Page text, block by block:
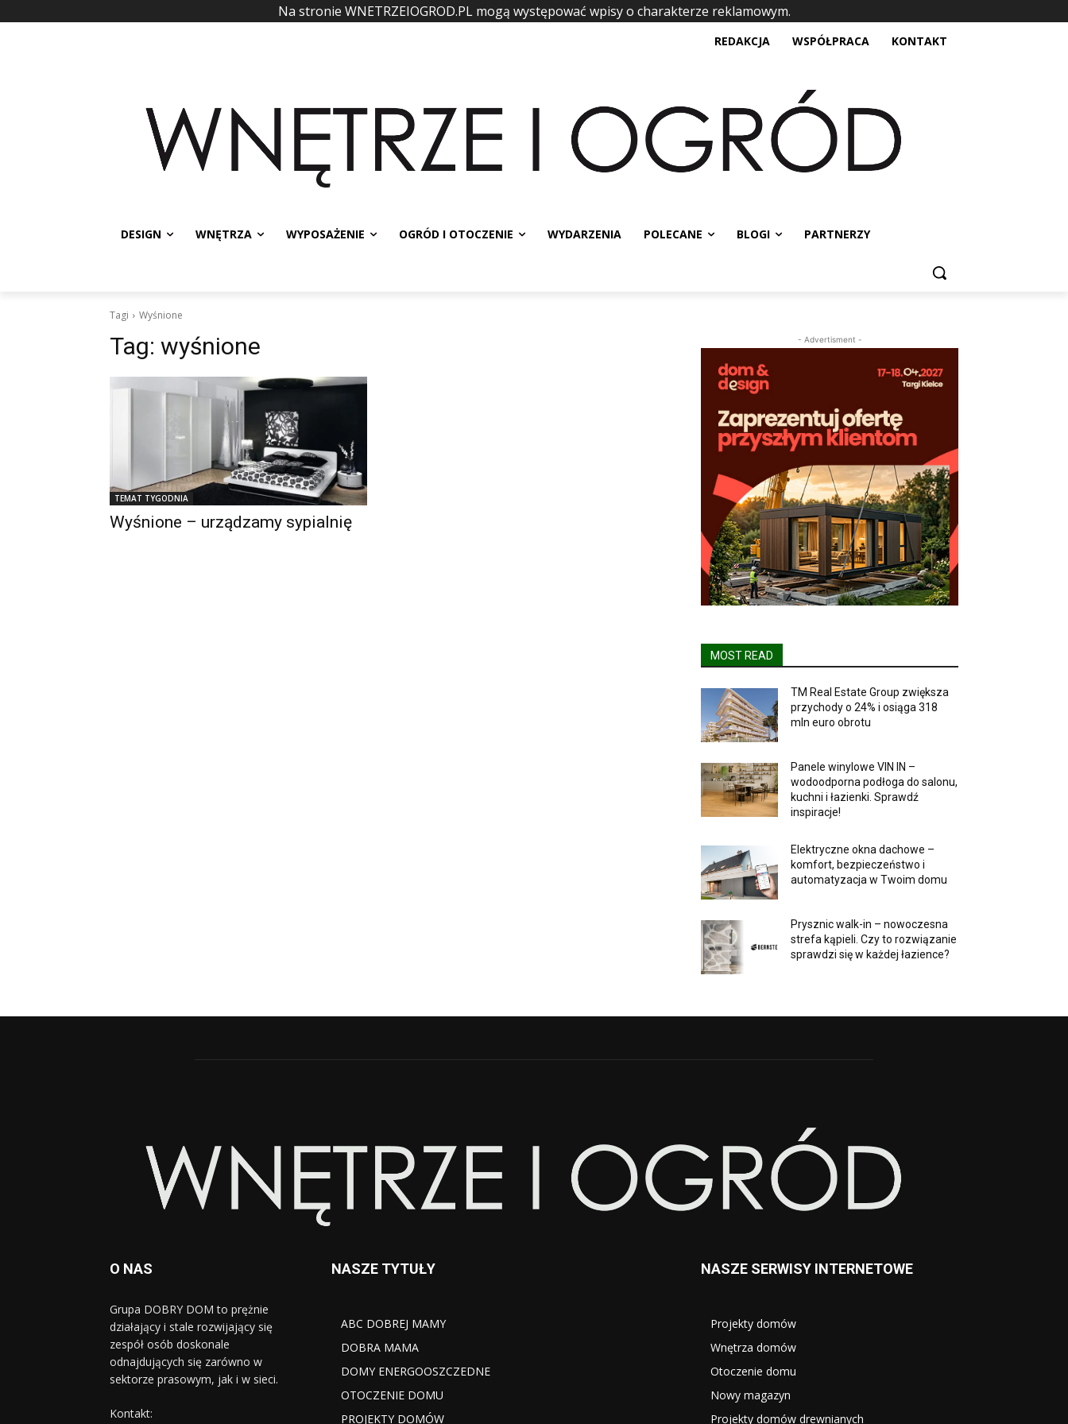
Na stronie WNETRZEIOGROD.PL mogą występować wpisy o charakterze reklamowym.
REDAKCJA WSPÓŁPRACA KONTAKT
DESIGN WNĘTRZA WYPOSAŻENIE OGRÓD I OTOCZENIE WYDARZENIA POLECANE BLOGI PARTNERZY
Tagi Wyśnione
Tag: wyśnione
TEMAT TYGODNIA
Wyśnione – urządzamy sypialnię
- Advertisment -
MOST READ
TM Real Estate Group zwiększa
przychody o 24% i osiąga 318
mln euro obrotu
Panele winylowe VIN IN –
wodoodporna podłoga do salonu,
kuchni i łazienki. Sprawdź
inspiracje!
Elektryczne okna dachowe –
komfort, bezpieczeństwo i
automatyzacja w Twoim domu
Prysznic walk-in – nowoczesna
strefa kąpieli. Czy to rozwiązanie
sprawdzi się w każdej łazience?
O NAS
Grupa DOBRY DOM to prężnie
działający i stale rozwijający się
zespół osób doskonale
odnajdujących się zarówno w
sektorze prasowym, jak i w sieci.
Kontakt:
NASZE TYTUŁY
ABC DOBREJ MAMY
DOBRA MAMA
DOMY ENERGOOSZCZEDNE
OTOCZENIE DOMU
PROJEKTY DOMÓW
NASZE SERWISY INTERNETOWE
Projekty domów
Wnętrza domów
Otoczenie domu
Nowy magazyn
Projekty domów drewnianych